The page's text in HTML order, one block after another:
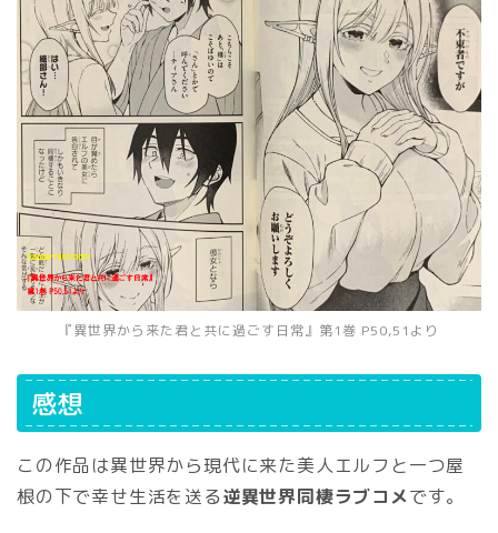
『異世界から来た君と共に過ごす日常』第1巻 P50,51より
感想
この作品は異世界から現代に来た美人エルフと一つ屋
根の下で幸せ生活を送る逆異世界同棲ラブコメです。